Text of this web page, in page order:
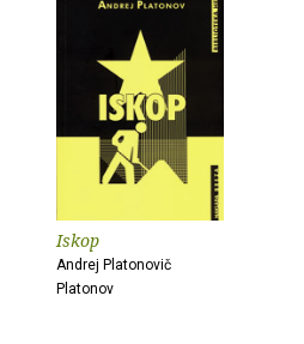
Iskop
Andrej Platonovič
Platonov